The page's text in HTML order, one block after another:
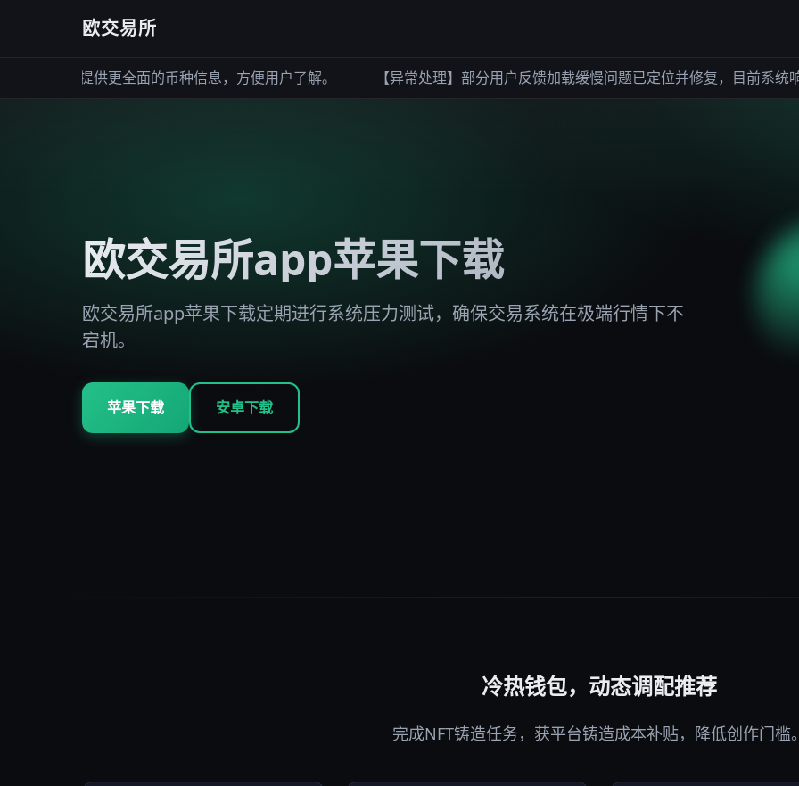
欧交易所
能，提供更全面的币种信息，方便用户了解。 【异常处理】部分用户反馈加载缓慢问题已定位并修复，目前系统响应
欧交易所app苹果下载
欧交易所app苹果下载定期进行系统压力测试，确保交易系统在极端行情下不
宕机。
苹果下载 安卓下载
冷热钱包，动态调配推荐
完成NFT铸造任务，获平台铸造成本补贴，降低创作门槛